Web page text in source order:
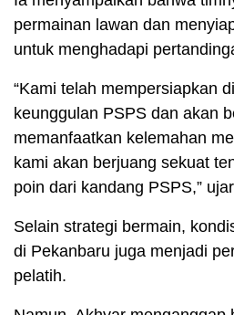
permainan lawan dan
untuk menghadapi
“Kami telah mempersiapkan
keunggulan PSPS dan akan
memanfaatkan kelemahan
kami akan berjuang sekuat
poin dari kandang PSPS,”
Selain strategi bermain,
di Pekanbaru juga menjadi
pelatih.